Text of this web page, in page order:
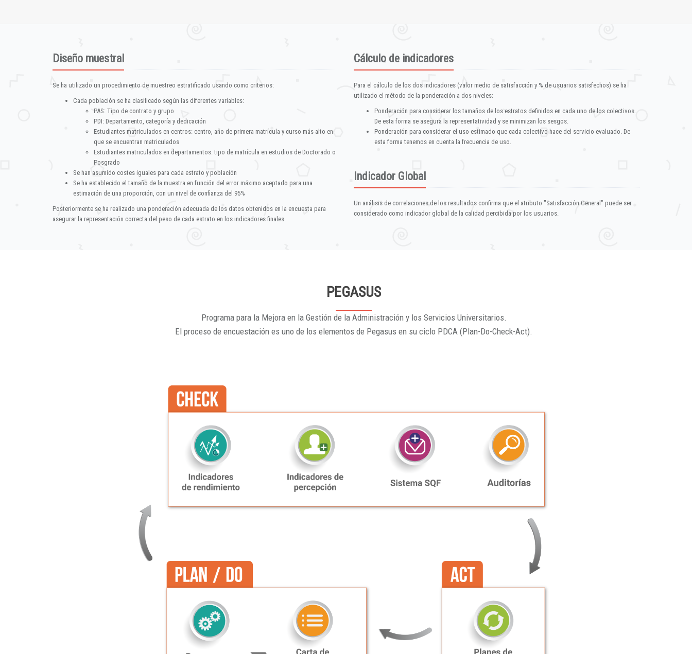
Diseño muestral
Se ha utilizado un procedimiento de muestreo estratificado usando como criterios:
Cada población se ha clasificado según las diferentes variables:
PAS: Tipo de contrato y grupo
PDI: Departamento, categoría y dedicación
Estudiantes matriculados en centros: centro, año de primera matrícula y curso más alto en
que se encuentran matriculados
Estudiantes matriculados en departamentos: tipo de matrícula en estudios de Doctorado o
Posgrado
Se han asumido costes iguales para cada estrato y población
Se ha establecido el tamaño de la muestra en función del error máximo aceptado para una
estimación de una proporción, con un nivel de confianza del 95%
Posteriormente se ha realizado una ponderación adecuada de los datos obtenidos en la encuesta para
asegurar la representación correcta del peso de cada estrato en los indicadores finales.
Cálculo de indicadores
Para el cálculo de los dos indicadores (valor medio de satisfacción y % de usuarios satisfechos) se ha
utilizado el método de la ponderación a dos niveles:
Ponderación para considerar los tamaños de los estratos definidos en cada uno de los colectivos.
De esta forma se asegura la representatividad y se minimizan los sesgos.
Ponderación para considerar el uso estimado que cada colectivo hace del servicio evaluado. De
esta forma tenemos en cuenta la frecuencia de uso.
Indicador Global
Un análisis de correlaciones de los resultados confirma que el atributo "Satisfacción General" puede ser
considerado como indicador global de la calidad percibida por los usuarios.
PEGASUS
Programa para la Mejora en la Gestión de la Administración y los Servicios Universitarios.
El proceso de encuestación es uno de los elementos de Pegasus en su ciclo PDCA (Plan-Do-Check-Act).